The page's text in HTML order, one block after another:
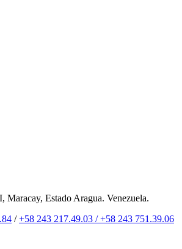
Estado Aragua. Venezuela.
/+58 243 217.49.03 /+58 243 751.39.06